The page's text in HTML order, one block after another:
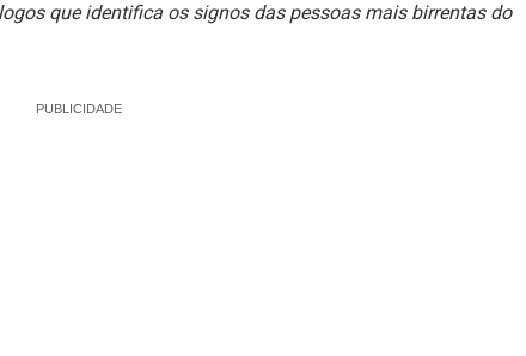
que identifica os signos das pessoas mais birrentas do
PUBLICIDADE